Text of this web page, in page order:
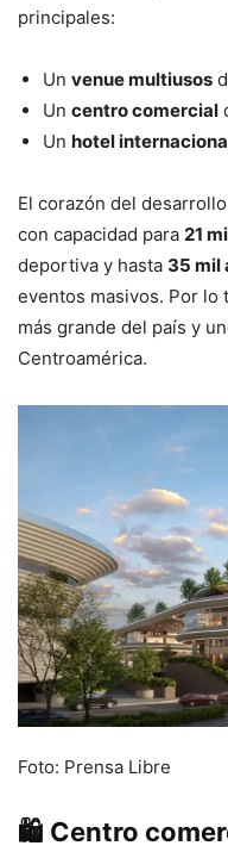
principales:
Un venue multiusos
Un centro comercial
Un hotel
El corazón del
con capacidad para 21
deportiva y hasta 35 mil
eventos masivos. Por lo
más grande del país y
Centroamérica.
Foto: Prensa Libre
🛍️ Centro